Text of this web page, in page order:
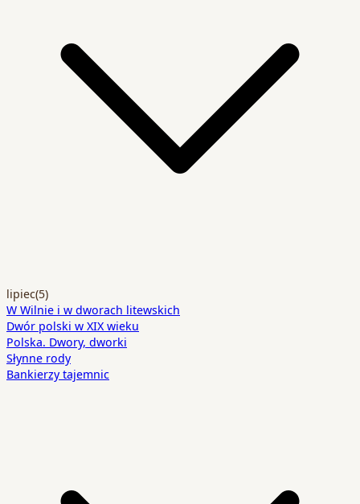
lipiec(5)
W Wilnie i w dworach litewskich
Dwór polski w XIX wieku
Polska. Dwory, dworki
Słynne rody
Bankierzy tajemnic